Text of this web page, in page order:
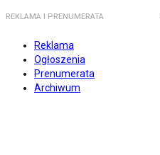
REKLAMA I PRENUMERATA
Reklama
Ogłoszenia
Prenumerata
Archiwum